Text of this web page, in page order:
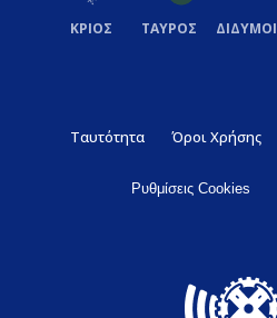
ΚΡΙΟΣ ΤΑΥΡΟΣ ΔΙΔΥΜΟΙ
Ταυτότητα Όροι Χρήσης
Ρυθμίσεις Cookies